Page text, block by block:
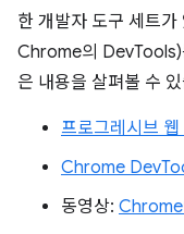
한 개발자 도구 세트가
Chrome의 DevTools)
은 내용을 살펴볼 수
프로그레시브 웹
Chrome
동영상: Chrome